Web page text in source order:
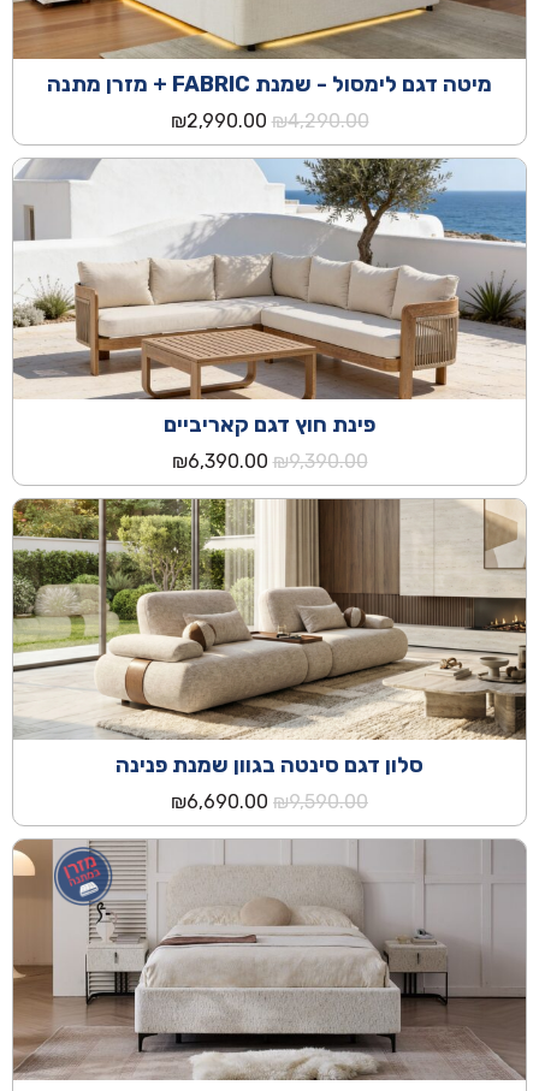
מיטה דגם לימסול - שמנת FABRIC + מזרן מתנה
₪4,290.00
המחיר
המקורי
היה:
₪4,290.00.
₪2,990.00
הנוכחי
הוא:
₪2,990.00.
פינת חוץ דגם קאריביים
₪9,390.00
המחיר
המקורי
היה:
₪9,390.00.
₪6,390.00
הנוכחי
הוא:
₪6,390.00.
סלון דגם סינטה בגוון שמנת פנינה
₪9,590.00
המחיר
המקורי
היה:
₪9,590.00.
₪6,690.00
הנוכחי
הוא:
₪6,690.00.